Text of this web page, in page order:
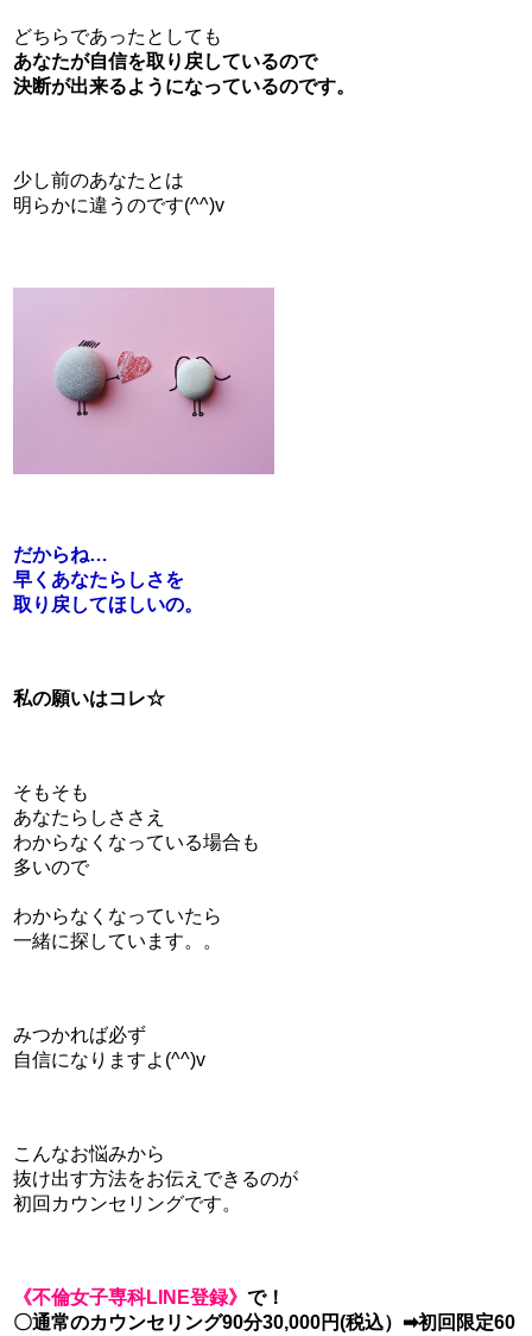
どちらであったとしても
あなたが自信を取り戻しているので
決断が出来るようになっているのです。
少し前のあなたとは
明らかに違うのです(^^)v
だからね…
早くあなたらしさを
取り戻してほしいの。
私の願いはコレ☆
そもそも
あなたらしささえ
わからなくなっている場合も
多いので
わからなくなっていたら
一緒に探しています。。
みつかれば必ず
自信になりますよ(^^)v
こんなお悩みから
抜け出す方法をお伝えできるのが
初回カウンセリングです。
《不倫女子専科LIN E登録》で！
〇通常のカウンセリング90分30,000円(税込）➡初回限定60